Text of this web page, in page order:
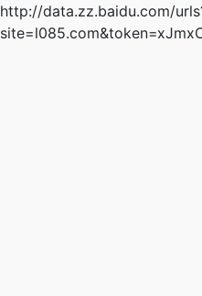
http://data.zz.baidu.com/